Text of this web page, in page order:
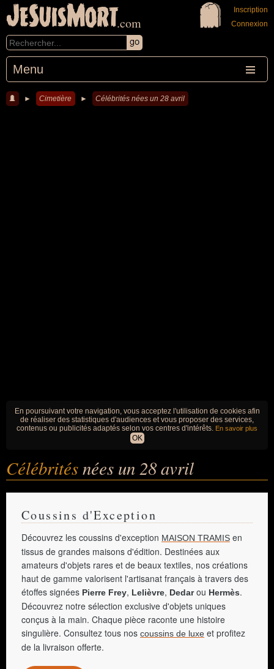
JeSuisMort.com
Menu
Inscription
Connexion
► Cimetière ► Célébrités nées un 28 avril
En poursuivant votre navigation, vous acceptez l'utilisation de cookies afin
de réaliser des statistiques d'audiences et vous proposer des services,
contenus ou publicités adaptés selon vos centres d'intérêts. En savoir plus
OK
Célébritésnées un 28 avril
Coussins d'Exception
Découvrez les coussins d'exception MAISON TRAMIS en
tissus de grandes maisons d'édition. Destinées aux
amateurs d'objets rares et de beaux textiles, nos créations
haut de gamme valorisent l'artisanat français à travers des
étoffes signées Pierre Frey, Lelièvre, Dedarou Hermès.
Découvrez notre sélection exclusive d'objets uniques
conçus à la main. Chaque pièce raconte une histoire
singulière. Consultez tous nos coussins de luxe et profitez
de la livraison offerte.